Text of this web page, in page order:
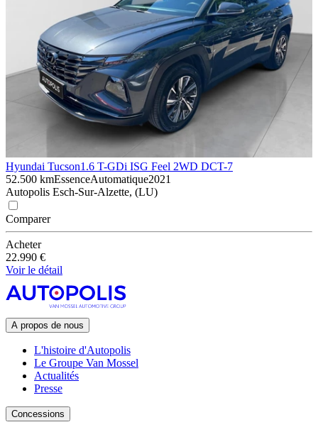
Hyundai Tucson1.6 T-GDi ISG Feel 2WD DCT-7
52.500 kmEssenceAutomatique2021
Autopolis Esch-Sur-Alzette, (LU)
Comparer
Acheter
22.990 €
Voir le détail
A propos de nous
L'histoire d'Autopolis
Le Groupe Van Mossel
Actualités
Presse
Concessions